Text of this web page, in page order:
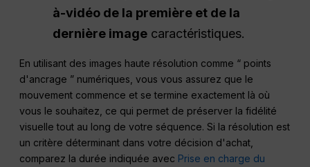
à-vidéo de la première et de la
dernière image caractéristiques.
En utilisant des images haute résolution comme “ points
d'ancrage ” numériques, vous vous assurez que le
mouvement commence et se termine exactement là où
vous le souhaitez, ce qui permet de préserver la fidélité
visuelle tout au long de votre séquence. Si la résolution est
un critère déterminant dans votre décision d'achat,
comparez la durée indiquée avec Prise en charge du